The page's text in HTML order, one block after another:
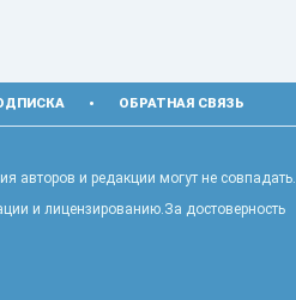
ОБРАТНАЯ СВЯЗЬ
авторов и редакции могут не совпадать.
и лицензированию.За достоверность